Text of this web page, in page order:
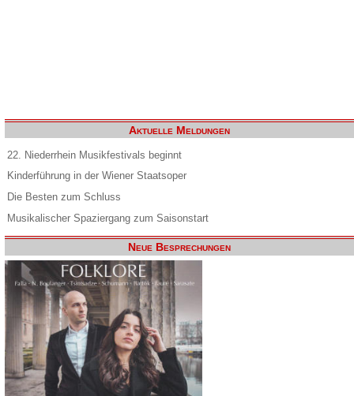
Aktuelle Meldungen
22. Niederrhein Musikfestivals beginnt
Kinderführung in der Wiener Staatsoper
Die Besten zum Schluss
Musikalischer Spaziergang zum Saisonstart
Neue Besprechungen